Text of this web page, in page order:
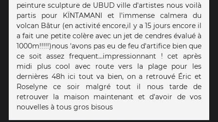
peinture sculpture de UBUD ville d'artistes nous voilà
partis pour KÏNTAMANI et l'immense calmera du
volcan Bâtur (en activité encore,il y a 15 jours encore il
a fait une petite colère avec un jet de cendres évalué à
1000m!!!!!)nous 'avons pas eu de feu d'artifice bien que
ce soit assez frequent...impressionnant ! cet après
midi plus cool avec route vers la plage pour les
dernières 48h ici tout va bien, on a retrouvé Éric et
Roselyne ce soir malgré tout il nous tarde de
retrouver la maison maintenant et d'avoir de vos
nouvelles à tous gros bisous